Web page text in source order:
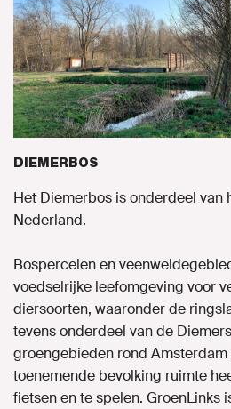
DIEMERBOS
Het Diemerbos is onderdeel van
Nederland.
Bospercelen en
voedselrijke leefomgeving voor
diersoorten, waaronder de
tevens onderdeel van de
groengebieden rond
toenemende bevolking ruimte
fietsen en te spelen. GroenLinks